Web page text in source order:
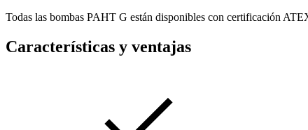
Todas las bombas PAHT G están disponibles con certificación
Características y ventajas